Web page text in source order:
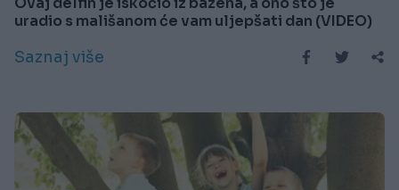
uradio s mališanom će vam uljepšati dan (VIDEO)
Saznaj više